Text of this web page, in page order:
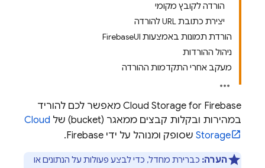
הורדה לקובץ מקומי
יצירת כתובת URL להורדה
הורדת תמונות באמצעות FirebaseUI
ניהול ההורדות
מעקב אחרי התקדמות ההורדה
Cloud Storage for Firebase מאפשר לכם להוריד
במהירות ובקלות קבצים ממאגר (bucket) של
Cloud
Storage שסופק ומנוהל על ידי Firebase.
הערה: כברירת מחדל, כדי לבצע פעולות על הנתונים או